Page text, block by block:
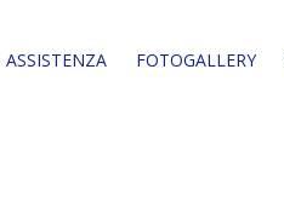
ASSISTENZA FOTOGALLERY